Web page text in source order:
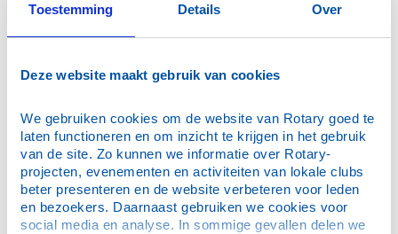
Toestemming Details Over
Deze website maakt gebruik van cookies
We gebruiken cookies om de website van Rotary goed te
laten functioneren en om inzicht te krijgen in het gebruik
van de site. Zo kunnen we informatie over Rotary-
projecten, evenementen en activiteiten van lokale clubs
beter presenteren en de website verbeteren voor leden
en bezoekers. Daarnaast gebruiken we cookies voor
social media en analyse. In sommige gevallen delen we
EEN AVOND VOL KUNST, MYSTERIE